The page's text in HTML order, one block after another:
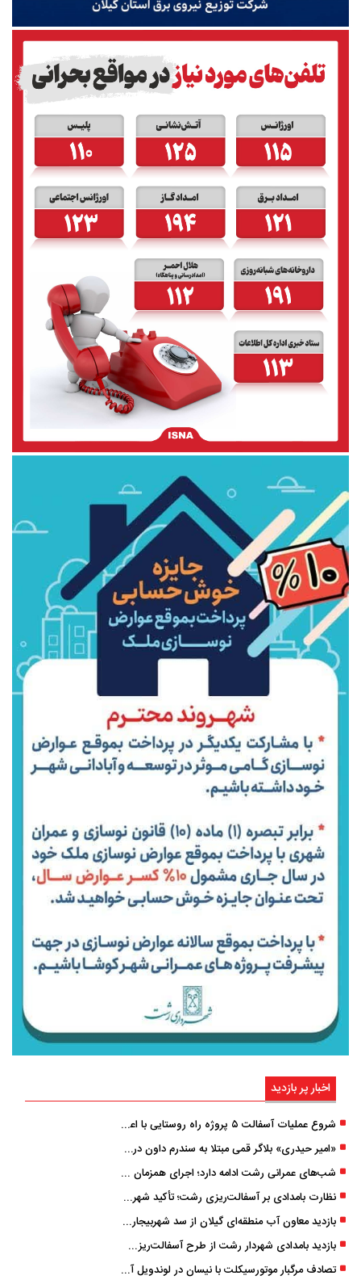
اخبار پر بازدید
شروع عملیات آسفالت ۵ پروژه راه ‌روستایی با اعتبار ۳۷۰ میلیاردی در گیلان
«امیر حیدری» بلاگر قمی مبتلا به سندرم داون درگذشت
شب‌های عمرانی رشت ادامه دارد؛ اجرای همزمان آسفالت‌ریزی در پنج منطقه شهری
نظارت بامدادی بر آسفالت‌ریزی رشت؛ تأکید شهردار و بازرس کل بر کیفیت اجرای پروژه‌ها
بازدید معاون آب منطقه‌ای گیلان از سد شهربیجار برای تداوم تأمین آب شرب استان
بازدید بامدادی شهردار رشت از طرح آسفالت‌ریزی گسترده در مناطق پنج‌گانه
تصادف مرگبار موتورسیکلت با نیسان در لوندویل آستارا/ انتقال مصدوم با اورژانس هوایی به رشت